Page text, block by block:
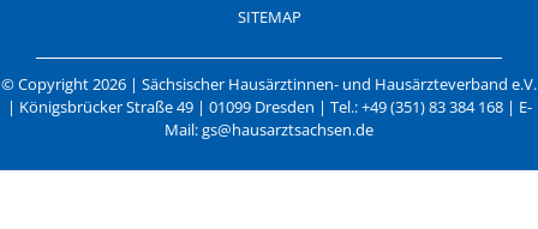
SITEMAP
© Copyright 2026 | Sächsischer Hausärztinnen- und Hausärzteverband e.V.
| Königsbrücker Straße 49 | 01099 Dresden | Tel.: +49 (351) 83 384 168 | E-
Mail: gs@hausarztsachsen.de